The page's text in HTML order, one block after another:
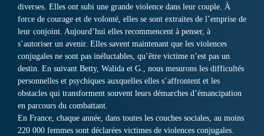
diverses. Elles ont subi une grande violence dans leur couple. À
force de courage et de volonté, elles se sont extraites de l’emprise de
leur conjoint. Aujourd’hui elles recommencent à penser, à
s’autoriser un avenir. Elles savent maintenant que les violences
conjugales ne sont pas inéluctables, qu’être victime n’est pas un
destin. En suivant Betty, Walida et G., nous mesurons les difficultés
personnelles et psychiques auxquelles elles s’affrontent et les
obstacles qui transforment souvent leurs démarches d’émancipation
en parcours du combattant.
En France, chaque année, dans toutes les couches sociales, au moins
220 000 femmes sont déclarées victimes de violences conjugales.